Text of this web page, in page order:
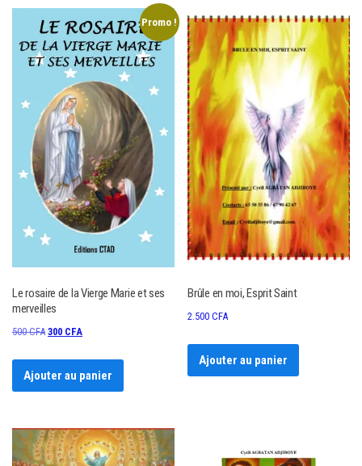
Promo !
Le rosaire de la Vierge Marie et ses
merveilles
500CFA Le
initial
était :
300 CFALe
actuel
est :
Ajouter au panier
Brûle en moi, Esprit Saint
2.500CFA
Ajouter au panier